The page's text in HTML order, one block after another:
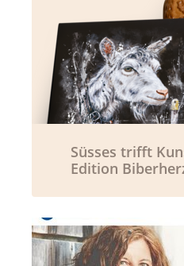
Süsses trifft
Edition